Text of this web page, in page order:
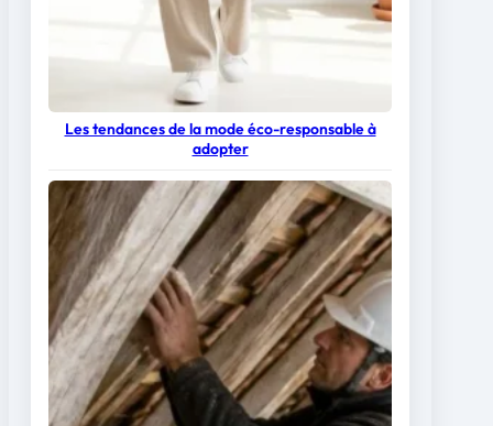
Les tendances de la mode éco-responsable à
adopter